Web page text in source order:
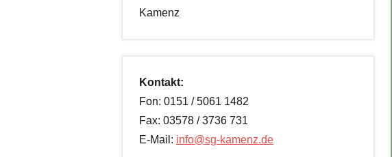
Kamenz
Kontakt:
Fon: 0151 / 5061 1482
Fax: 03578 / 3736 731
E-Mail: info@sg-kamenz.de